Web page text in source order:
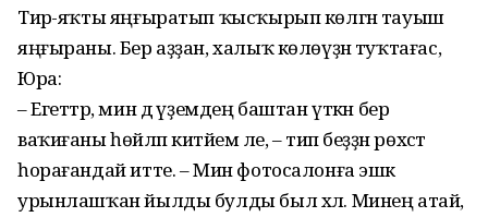
Тирә-яҡты яңғыратып ҡыс­ҡырып көлгән тауыш
яңғы­раны. Бер аҙҙан, халыҡ кө­лөү­ҙән туҡтағас,
Юра:
– Егеттәр, мин дә үҙемдең баштан үткән бер
ваҡиғаны һөйләп китәйем әле, – тип беҙҙән рөхсәт
һорағандай итте. – Мин фотосалонға эшкә
урынлашҡан йылды булды был хәл. Минең атай,